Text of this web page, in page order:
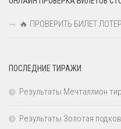
🔥 ПРОВЕРИТЬ БИЛЕТ
ПОСЛЕДНИЕ ТИРАЖИ
Результаты Мечталлион
Результаты Золотая